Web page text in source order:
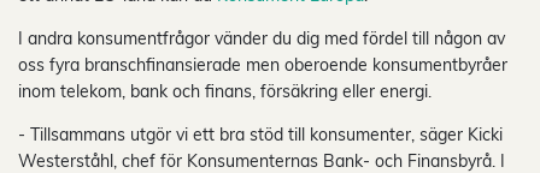
I andra konsumentfrågor vänder du dig med fördel till någon av
oss fyra branschfinansierade men oberoende konsumentbyråer
inom telekom, bank och finans, försäkring eller energi.
- Tillsammans utgör vi ett bra stöd till konsumenter, säger Kicki
Westerståhl, chef för Konsumenternas Bank- och Finansbyrå. I